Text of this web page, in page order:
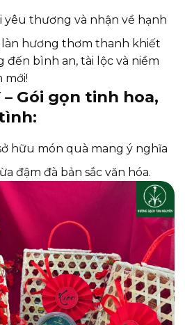
yêu thương và nhận về hạnh
hương thơm thanh khiết
đến bình an, tài lộc và niềm
mới!
– Gói gọn tinh hoa,
hữu món quà mang ý nghĩa
đậm đà bản sắc văn hóa.